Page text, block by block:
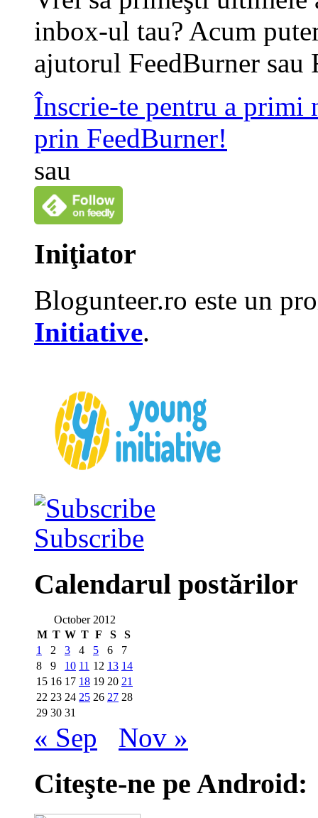
inbox-ul tau? Acum
ajutorul FeedBurner sau
Înscrie-te pentru a primi
prin FeedBurner!
sau
Iniţiator
Blogunteer.ro este un
Initiative.
Subscribe
Calendarul postărilor
October 2012
M T W T F S
S
1
2 3 4 5 6
7
8
9 10 11 12 13 14
15 16 17 18 19 20 21
22 23 24 25 26 27 28
29 30 31
« Sep Nov »
Citeşte-ne pe Android: